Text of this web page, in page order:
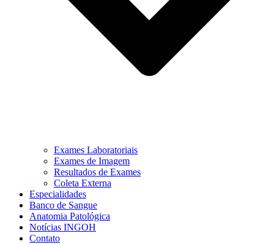
Exames Laboratoriais
Exames de Imagem
Resultados de Exames
Coleta Externa
Especialidades
Banco de Sangue
Anatomia Patológica
Notícias INGOH
Contato